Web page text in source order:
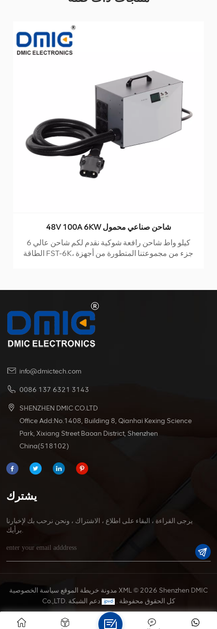
48V 100A 6KW شاحن صناعي محمول
6 كيلو واط شاحن رافعة شوكية نقدم لكم شاحن عالي
الطاقة FST-6K، جزء من مجموعتنا المتطورة من أجهزة
info@dmictech.com
0086 137 6321 3143
SHENZHEN DMIC CO.LTD
Office Add:No.1408, Building 8, Qianhai Kexing Science
Park, Xixiang Street Baoan District, Shenzhen
China(518102)
يشترك
يرجى القراءة ، البقاء على اطلاع ، الاشتراك ، ونحن نرحب بك لإخبارنا
برأيك.
مدونة خريطة الموقع سياسة الخصوصية XML© 2026 Shenzhen DMIC
Co.,LTD. كل الحقوق محفوظة .
دعم الشبكة